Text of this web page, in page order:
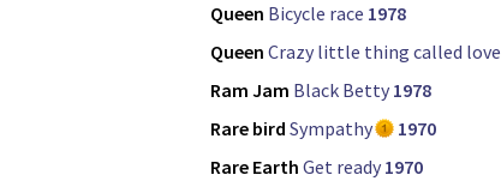
Queen Bicycle race 1978
Queen Crazy little thing called love
Ram Jam Black Betty 1978
Rare bird Sympathy
1970
Rare Earth Get ready 1970